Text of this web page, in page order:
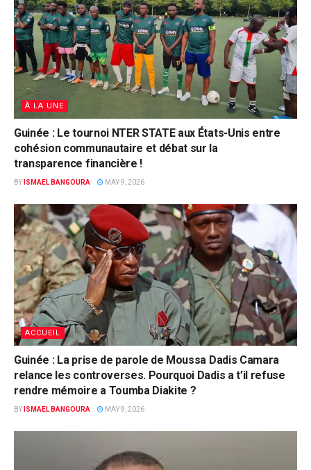
À LA UNE
Guinée : Le tournoi NTER STATE aux États-Unis entre
cohésion communautaire et débat sur la
transparence financière !
BY ISMAEL BANGOURA MAY 9, 2026
ACCUEIL
Guinée : La prise de parole de Moussa Dadis Camara
relance les controverses. Pourquoi Dadis a t’il refuse
rendre mémoire a Toumba Diakite ?
BY ISMAEL BANGOURA MAY 9, 2026